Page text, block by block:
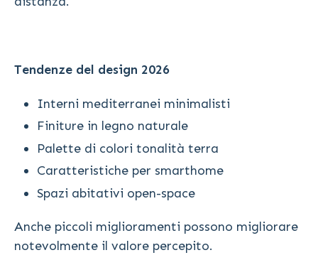
Tendenze del design 2026
Interni mediterranei minimalisti
Finiture in legno naturale
Palette di colori tonalità terra
Caratteristiche per smarthome
Spazi abitativi open-space
Anche piccoli miglioramenti possono migliorare
notevolmente il valore percepito.